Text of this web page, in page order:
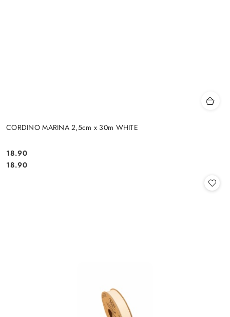
CORDINO MARINA 2,5cm x 30m WHITE
Cena:
18.90
Cena:
18.90